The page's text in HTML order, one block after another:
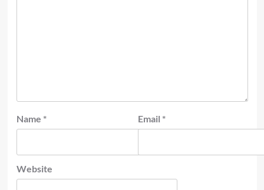
Name * Email *
Website